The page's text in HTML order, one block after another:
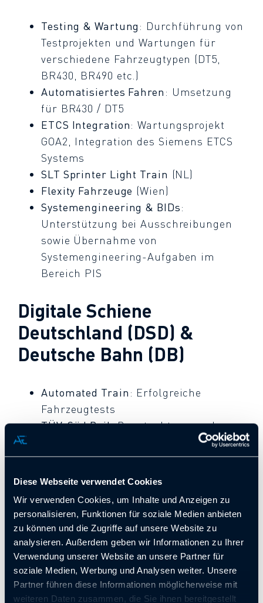
Diese Webseite verwendet Cookies
Wir verwenden Cookies, um Inhalte und Anzeigen zu
personalisieren, Funktionen für soziale Medien anbieten
zu können und die Zugriffe auf unsere Website zu
analysieren. Außerdem geben wir Informationen zu Ihrer
Verwendung unserer Website an unsere Partner für
soziale Medien, Werbung und Analysen weiter. Unsere
Partner führen diese Informationen möglicherweise mit
weiteren Daten zusammen, die Sie ihnen bereitgestellt
Testing & Wartung : Durchführung von
Testprojekten und Wartungen für
verschiedene Fahrzeugtypen (DT5,
BR430, BR490 etc.)
Automatisiertes Fahren : Umsetzung
für BR430 / DT5
ETCS Integration: Wartungsprojekt
GOA2, Integration des Siemens ETCS
Systems
SLT Sprinter Light Train (NL)
Flexity Fahrzeuge (Wien)
Systemengineering & BIDs:
Unterstützung bei Ausschreibungen
sowie Übernahme von
Systemengineering-Aufgaben im
Bereich PIS
Digitale Schiene
Deutschland (DSD) &
Deutsche Bahn (DB)
Automated Train : Erfolgreiche
Fahrzeugtests
TÜV-Süd Rail: Begutachtung und
Stadler Rail – Berlin
Pankow
Umbauprojekte: FLIRT EMIL Projekt
Neue Features: Implementierung von
„Leuchtmelder Haltewunsch“.
Engineering & Zulassung: Regio-